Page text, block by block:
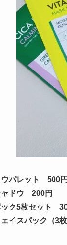
ウパレット 500円
ャドウ 200円
ック5枚セット
イスパック（3枚